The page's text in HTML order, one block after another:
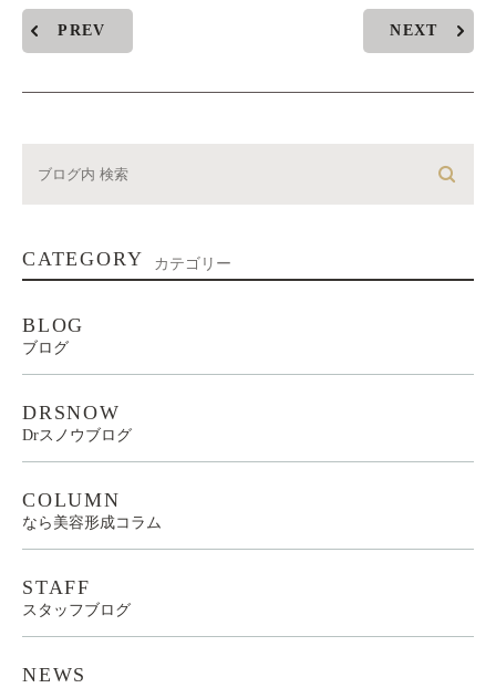
PREV NEXT
CATEGORY カテゴリー
BLOG
ブログ
DRSNOW
Drスノウブログ
COLUMN
なら美容形成コラム
STAFF
スタッフブログ
NEWS